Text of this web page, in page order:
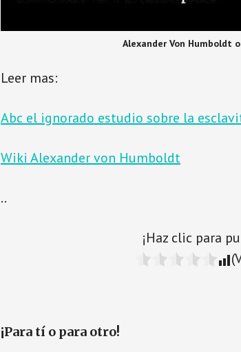
Alexander Von Humboldt
Leer mas:
Abc el ignorado estudio sobre la
Wiki Alexander von Humboldt
..
¡Haz clic para
¡Para tí o para otro!